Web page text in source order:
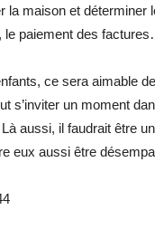
la maison et déterminer
le paiement des
ce sera aimable
s’inviter un moment
aussi, il faudrait être
eux aussi être